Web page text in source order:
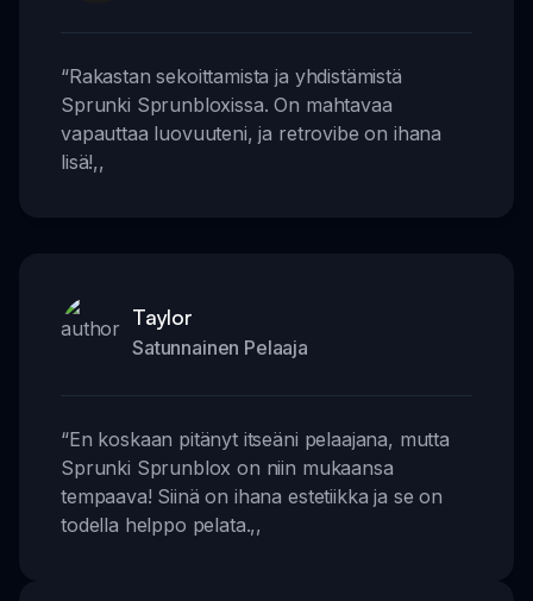
“Rakastan sekoittamista ja yhdistämistä
Sprunki Sprunbloxissa. On mahtavaa
vapauttaa luovuuteni, ja retrovibe on ihana
lisä!,,
Taylor
Satunnainen Pelaaja
“En koskaan pitänyt itseäni pelaajana, mutta
Sprunki Sprunblox on niin mukaansa
tempaava! Siinä on ihana estetiikka ja se on
todella helppo pelata.,,